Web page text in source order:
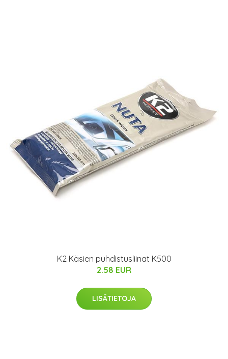
K2 Käsien puhdistusliinat K500
2.58 EUR
LISÄTIETOJA